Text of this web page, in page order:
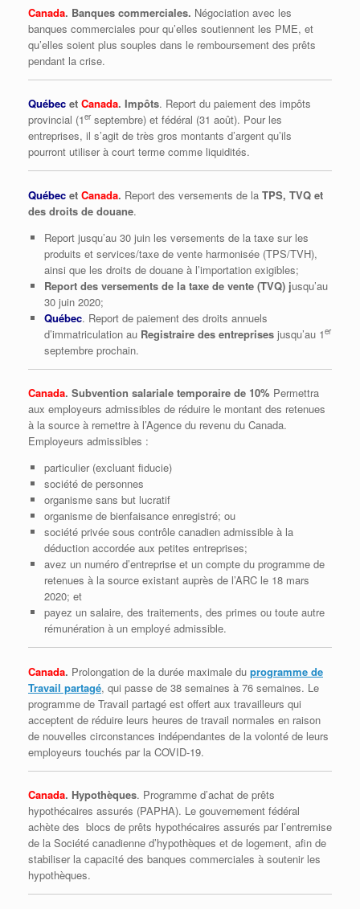
Canada. Banques commerciales. Négociation avec les
banques commerciales pour qu’elles soutiennent les PME, et
qu’elles soient plus souples dans le remboursement des prêts
pendant la crise.
Québec et Canada. Impôts. Report du paiement des impôts
provincial (1er septembre) et fédéral (31 août). Pour les
entreprises, il s’agit de très gros montants d’argent qu’ils
pourront utiliser à court terme comme liquidités.
Québec et Canada. Report des versements de la TPS, TVQ et
des droits de douane.
Report jusqu’au 30 juin les versements de la taxe sur les
produits et services/taxe de vente harmonisée (TPS/TVH),
ainsi que les droits de douane à l’importation exigibles;
Report des versements de la taxe de vente (TVQ) jusqu’au
30 juin 2020;
Québec. Report de paiement des droits annuels
d’immatriculation au Registraire des entreprisesjusqu’au 1er
septembre prochain.
Canada. Subvention salariale temporaire de 10% Permettra
aux employeurs admissibles de réduire le montant des retenues
à la source à remettre à l’Agence du revenu du Canada.
Employeurs admissibles :
particulier (excluant fiducie)
société de personnes
organisme sans but lucratif
organisme de bienfaisance enregistré; ou
société privée sous contrôle canadien admissible à la
déduction accordée aux petites entreprises;
avez un numéro d’entreprise et un compte du programme de
retenues à la source existant auprès de l’ARC le 18 mars
2020; et
payez un salaire, des traitements, des primes ou toute autre
rémunération à un employé admissible.
Canada. Prolongation de la durée maximale du programme de
Travail partagé, qui passe de 38 semaines à 76 semaines. Le
programme de Travail partagé est offert aux travailleurs qui
acceptent de réduire leurs heures de travail normales en raison
de nouvelles circonstances indépendantes de la volonté de leurs
employeurs touchés par la COVID-19.
Canada. Hypothèques. Programme d’achat de prêts
hypothécaires assurés (PAPHA). Le gouvernement fédéral
achète des blocs de prêts hypothécaires assurés par l’entremise
de la Société canadienne d’hypothèques et de logement, afin de
stabiliser la capacité des banques commerciales à soutenir les
hypothèques.